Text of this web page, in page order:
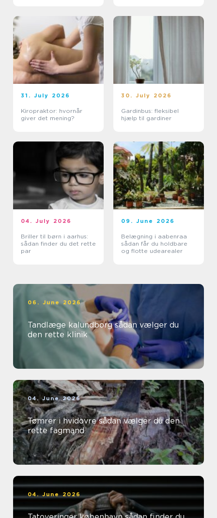
31. July 2026
Kiropraktor: hvornår
giver det mening?
30. July 2026
Gardinbus: fleksibel
hjælp til gardiner
04. July 2026
Briller til børn i aarhus:
sådan finder du det rette
par
09. June 2026
Belægning i aabenraa
sådan får du holdbare
og flotte udearealer
06. June 2026
Tandlæge kalundborg sådan vælger du
den rette klinik
04. June 2026
Tømrer i hvidovre sådan vælger du den
rette fagmand
04. June 2026